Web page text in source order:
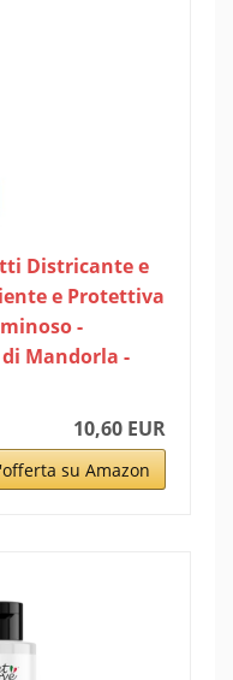
Districante e
e Protettiva
-
Mandorla -
10,60 EUR
su Amazon